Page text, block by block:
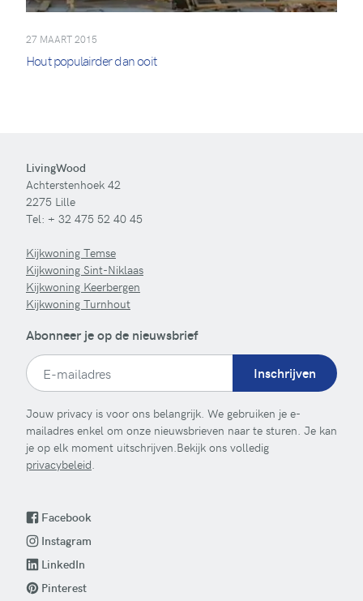
27 MAART 2015
Hout populairder dan ooit
LivingWood
Achterstenhoek 42
2275 Lille
Tel: + 32 475 52 40 45
Kijkwoning Temse
Kijkwoning Sint-Niklaas
Kijkwoning Keerbergen
Kijkwoning Turnhout
Abonneer je op de nieuwsbrief
Inschrijven
Jouw privacy is voor ons belangrijk. We gebruiken je e-
mailadres enkel om onze nieuwsbrieven naar te sturen. Je kan
je op elk moment uitschrijven.Bekijk ons volledig
privacybeleid.
Facebook
Instagram
LinkedIn
Pinterest